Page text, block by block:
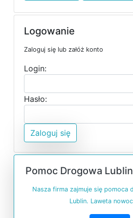
Logowanie
Zaloguj się lub załóż konto
Login:
Hasło:
Zaloguj się
Pomoc Drogowa
Nasza firma zajmuje się pomoca
Lublin. Laweta